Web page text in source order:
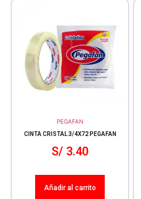
PEGAFAN
CINTA CRISTAL 3/4X72 PEGAFAN
S/ 3.40
Añadir al carrito